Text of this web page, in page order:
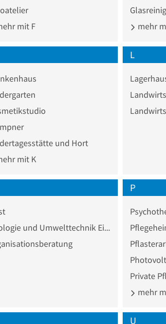
mit F
mehr
und Hort
mit K
L
Ökologie und Umwelttechnik Einzelhandel
P
Private
mehr
U